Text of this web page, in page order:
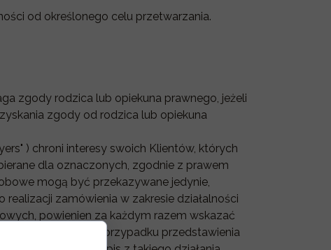
od określonego celu przetwarzania.
zgody rodzica lub opiekuna prawnego, jeżeli
zgody od rodzica lub opiekuna
) chroni interesy swoich Klientów, których
dla oznaczonych, zgodnie z prawem
mogą być przekazywane jedynie,
zamówienia w zakresie działalności
powienien za każdym razem wskazać
odrzucone. W przypadku przedstawienia